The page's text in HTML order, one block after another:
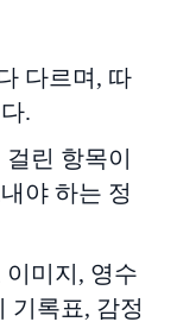
다르며, 따
.
린 항목이
야 하는 정
미지, 영수
기록표, 감정